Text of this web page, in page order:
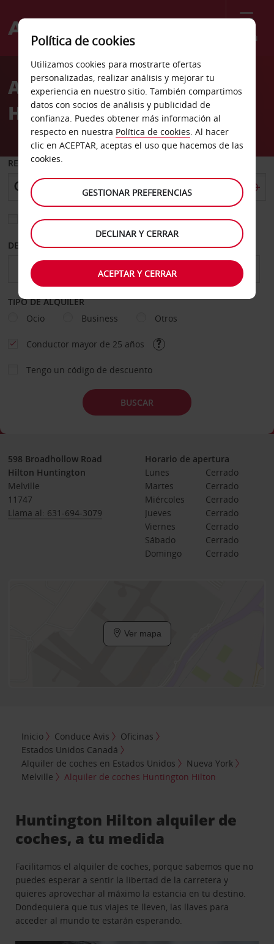
Menú
Welcome
AvisAlquiler de coches
Huntington Hilton
RECOGER EN
Elegir otra oficina de devolución
DESDE HASTA
TIPO DE ALQUILER
Ocio
Business Otros
Conductor mayor de 25 años
Tengo un código de descuento
BUSCAR
598 Broadhollow Road
Hilton Huntington
Melville
11747
Llama al: 631-694-3079
Horario de apertura
Lunes
Cerrado
Martes
Cerrado
Miércoles
Cerrado
Jueves
Cerrado
Viernes
Cerrado
Sábado
Cerrado
Domingo
Cerrado
Ver mapa
Inicio Conduce Avis
Oficinas
Estados Unidos Canadá
Alquiler de coches en Estados Unidos
Nueva York
Melville
Alquiler de coches Huntington Hilton
Huntington Hilton alquiler de
coches, a tu medida
Facilitamos el alquiler de coches, porque sabemos que no
puedes esperar a sentir la libertad de la carretera y
quieres aprovechar al máximo la estancia en tu destino.
Dondequiera que tus viajes te lleven, las llaves para
acceder al mundo te estarán esperando.
Política de cookies
Utilizamos cookies para mostrarte ofertas
personalizadas, realizar análisis y mejorar tu
experiencia en nuestro sitio. También compartimos
datos con socios de análisis y publicidad de
confianza. Puedes obtener más información al
respecto en nuestra Política de cookies. Al hacer
clic en ACEPTAR, aceptas el uso que hacemos de las
cookies.
GESTIONAR PREFERENCIAS
DECLINAR Y CERRAR
ACEPTAR Y CERRAR